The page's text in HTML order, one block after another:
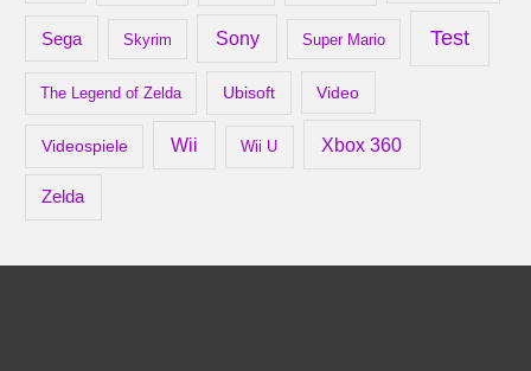
Sega Skyrim Sony Super Mario Test
The Legend of Zelda Ubisoft Video
Videospiele Wii Wii U Xbox 360
Zelda